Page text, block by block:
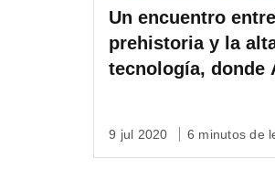
Un encuentro
prehistoria y la
tecnología, donde
dinosaurio
9 jul 2020 6 minutos de